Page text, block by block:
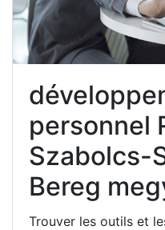
personnel
Szabolcs-
Bereg
Trouver les outils et